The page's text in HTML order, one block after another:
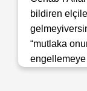
bildiren
“mutlaka
engellemeye